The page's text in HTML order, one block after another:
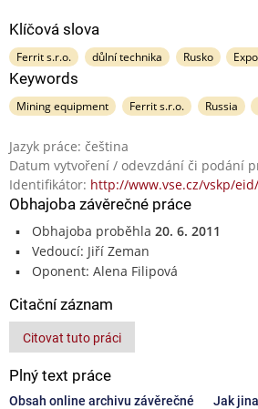
Klíčová slova
Ferrit s.r.o. důlní technika Rusko
Keywords
Mining equipment Ferrit s.r.o. Russia
Jazyk práce: čeština
Datum vytvoření / odevzdání či podání
Identifikátor: http://www.vse.cz/vskp/
Obhajoba závěrečné práce
Obhajoba proběhla 20. 6. 2011
Vedoucí: Jiří Zeman
Oponent: Alena Filipová
Citační záznam
Citovat tuto práci
Plný text práce
Obsah online archivu závěrečné
Jak